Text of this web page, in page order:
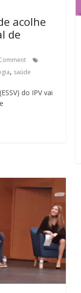
acolhe
de
, saúde
do IPV vai